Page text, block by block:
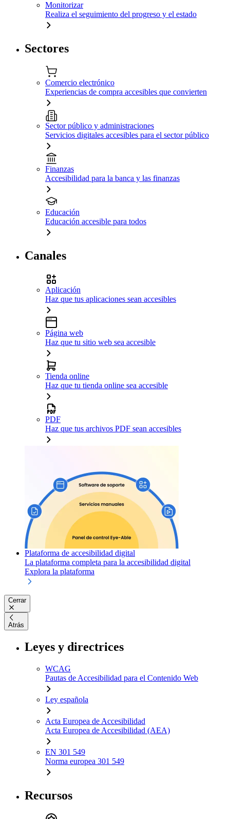
Monitorizar
Realiza el seguimiento del progreso y el estado
Sectores
Comercio electrónico
Experiencias de compra accesibles que convierten
Sector público y administraciones
Servicios digitales accesibles para el sector público
Finanzas
Accesibilidad para la banca y las finanzas
Educación
Educación accesible para todos
Canales
Aplicación
Haz que tus aplicaciones sean accesibles
Página web
Haz que tu sitio web sea accesible
Tienda online
Haz que tu tienda online sea accesible
PDF
Haz que tus archivos PDF sean accesibles
Plataforma de accesibilidad digital
La plataforma completa para la accesibilidad digital
Explora la plataforma
Cerrar
Atrás
Leyes y directrices
WCAG
Pautas de Accesibilidad para el Contenido Web
Ley española
Acta Europea de Accesibilidad
Acta Europea de Accesibilidad (AEA)
EN 301 549
Norma europea 301 549
Recursos